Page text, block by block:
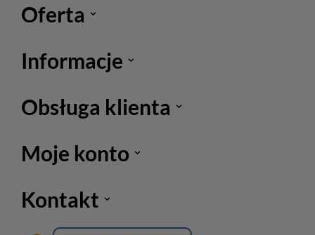
Oferta
Informacje
Obsługa klienta
Moje konto
Kontakt